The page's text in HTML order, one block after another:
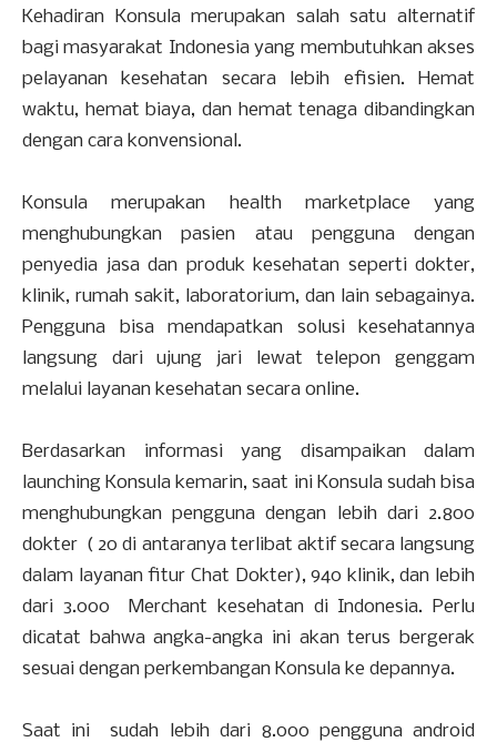
Kehadiran Konsula merupakan salah satu alternatif
bagi masyarakat Indonesia yang membutuhkan akses
pelayanan kesehatan secara lebih efisien. Hemat
waktu, hemat biaya, dan hemat tenaga dibandingkan
dengan cara konvensional.
Konsula merupakan health marketplace yang
menghubungkan pasien atau pengguna dengan
penyedia jasa dan produk kesehatan seperti dokter,
klinik, rumah sakit, laboratorium, dan lain sebagainya.
Pengguna bisa mendapatkan solusi kesehatannya
langsung dari ujung jari lewat telepon genggam
melalui layanan kesehatan secara online.
Berdasarkan informasi yang disampaikan dalam
launching Konsula kemarin, saat ini Konsula sudah bisa
menghubungkan pengguna dengan lebih dari 2.800
dokter ( 20 di antaranya terlibat aktif secara langsung
dalam layanan fitur Chat Dokter), 940 klinik, dan lebih
dari 3.000 Merchant kesehatan di Indonesia. Perlu
dicatat bahwa angka-angka ini akan terus bergerak
sesuai dengan perkembangan Konsula ke depannya.
Saat ini sudah lebih dari 8.000 pengguna android